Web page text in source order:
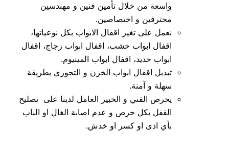
واسعة من خلال تأمين فنين و مهندسين
محترفين و اختصاصين.
نعمل على تغير اقفال الابواب بكل نوعياتها،
اقفال ابواب خشب، اقفال ابواب زجاج، اقفال
ابواب حديد، اقفال ابواب المينيوم.
تبديل اقفال ابواب الخزن و التجوري بطريقة
سهلة و آمنة.
يحرص الفني و الخبير العامل لدينا على تصليح
القفل بكل حرص و عدم اصابة الغال او الباب
بأي اذى او كسر او خدش.